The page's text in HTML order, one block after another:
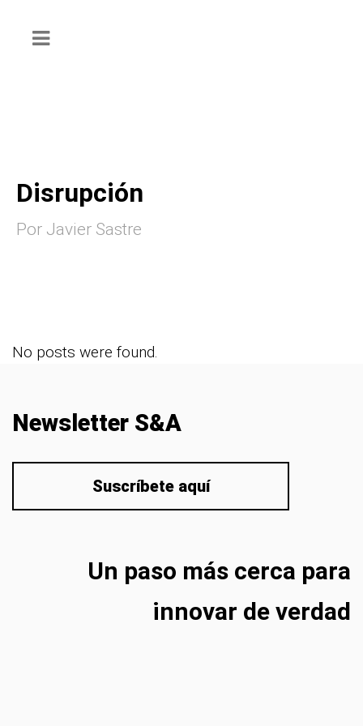
Disrupción
Por Javier Sastre
No posts were found.
Newsletter S&A
Suscríbete aquí
Un paso más cerca para
innovar de verdad